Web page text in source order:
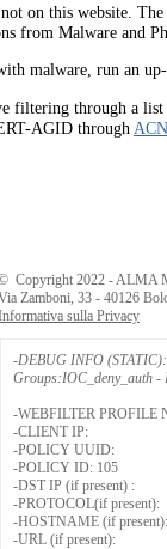
on this website.
from Malware and
malware, run an
filtering through a
AGID through
Copyright 2022 - ALMA
Zamboni, 33 - 40126
sulla Privacy
-DEBUG INFO (STATIC):
Groups:IOC_deny_auth -
-WEBFILTER PROFILE
-CLIENT IP:
-POLICY UUID:
-POLICY ID: 105
-DST IP (if present) :
-PROTOCOL(if present):
-HOSTNAME (if present):
-URL (if present):